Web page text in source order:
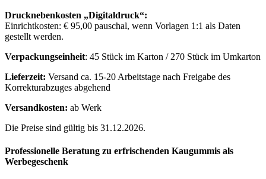
Drucknebenkosten „Digitaldruck“:
Einrichtkosten: € 95,00 pauschal, wenn Vorlagen 1:1 als Daten
gestellt werden.
Verpackungseinheit: 45 Stück im Karton / 270 Stück im Umkarton
Lieferzeit: Versand ca. 15-20 Arbeitstage nach Freigabe des
Korrekturabzuges abgehend
Versandkosten: ab Werk
Die Preise sind gültig bis 31.12.2026.
Professionelle Beratung zu erfrischenden Kaugummis als
Werbegeschenk